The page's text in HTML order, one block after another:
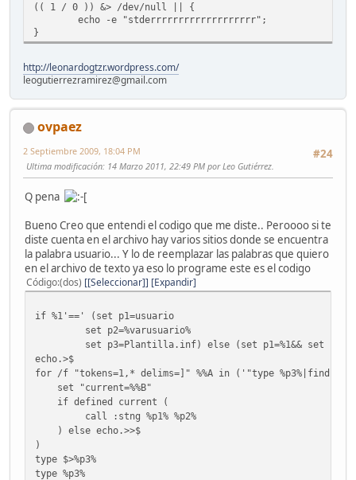
(( 1 / 0 )) &> /dev/null || {
echo -e "stderrrrrrrrrrrrrrrrrrr";
}
http://leonardogtzr.wordpress.com/
leogutierrezramirez@gmail.com
ovpaez
#24
2 Septiembre 2009, 18:04 PM
Ultima modificación: 14 Marzo 2011, 22:49 PM por Leo Gutiérrez.
Q pena
Bueno Creo que entendi el codigo que me diste.. Peroooo si te
diste cuenta en el archivo hay varios sitios donde se encuentra
la palabra usuario... Y lo de reemplazar las palabras que quiero
en el archivo de texto ya eso lo programe este es el codigo
Código(dos) [Seleccionar] Expandir
if %1'==' (set p1=usuario
set p2=%varusuario%
set p3=Plantilla.inf) else (set p1=%1&& set
echo.>$
for /f "tokens=1,* delims=]" %%A in ('"type %p3%|find /
set "current=%%B"
if defined current (
call :stng %p1% %p2%
) else echo.>>$
)
type $>%p3%
type %p3%